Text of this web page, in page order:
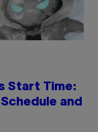
Start Time:
and